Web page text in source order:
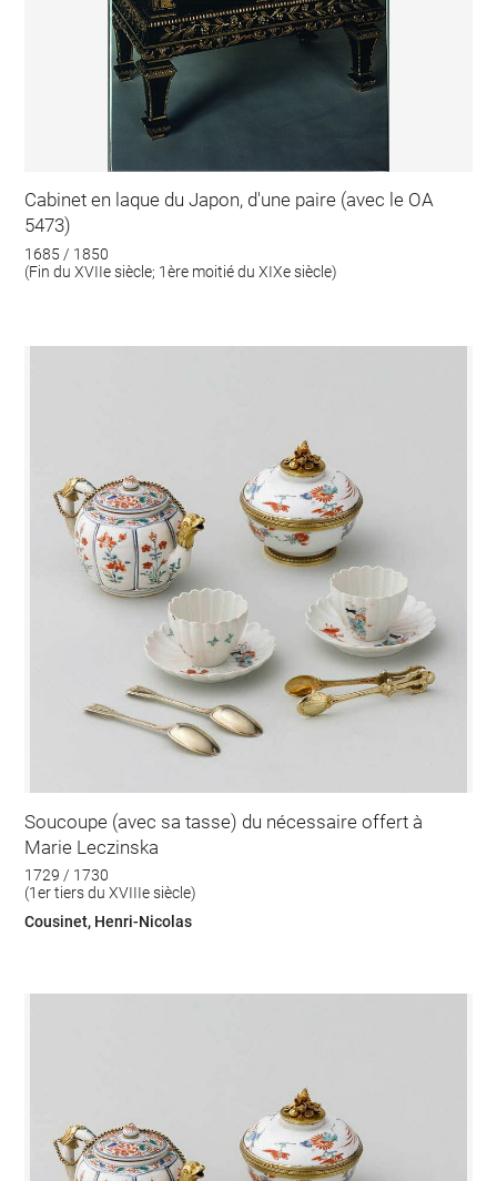
Cabinet en laque du Japon, d'une paire (avec le OA
5473)
1685 / 1850
(Fin du XVIIe siècle; 1ère moitié du XIXe siècle)
Soucoupe (avec sa tasse) du nécessaire offert à
Marie Leczinska
1729 / 1730
(1er tiers du XVIIIe siècle)
Cousinet, Henri-Nicolas